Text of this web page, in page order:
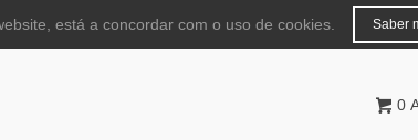
0
está a concordar com o uso de cookies. Saber